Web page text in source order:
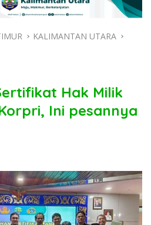
KALIMANTAN UTARA
Hak Milik
Ini pesannya